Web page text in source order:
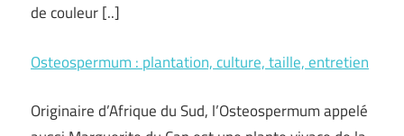
de couleur [..]
Osteospermum : plantation, culture, taille, entretien
Originaire d’Afrique du Sud, l’Osteospermum appelé